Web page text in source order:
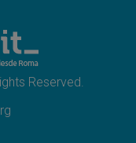
"En medio del
rinde"
Reserved.